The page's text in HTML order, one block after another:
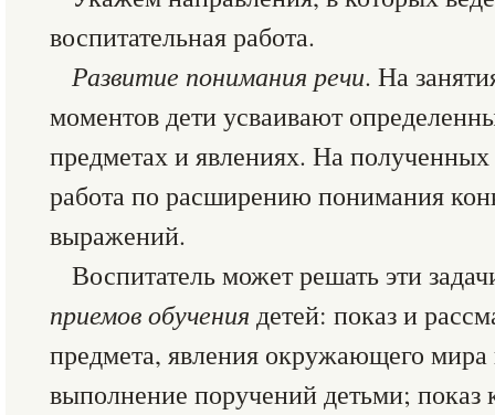
воспитательная работа.
Развитие понимания речи. На
моментов дети усваивают
предметах и явлениях. На
работа по расширению понимания
выражений.
Воспитатель может решать эти
приемов обучения детей: показ и
предмета, явления окружающего мира
выполнение поручений детьми; показ